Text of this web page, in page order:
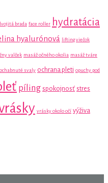
brada face roller hydratácia
hyalurónová lifting viečok
valček masáž očného okolia masáž tváre
ochabnuté svaly ochrana pleti opuchy pod
píling spokojnosť stres
vrásky okolo očí výživa